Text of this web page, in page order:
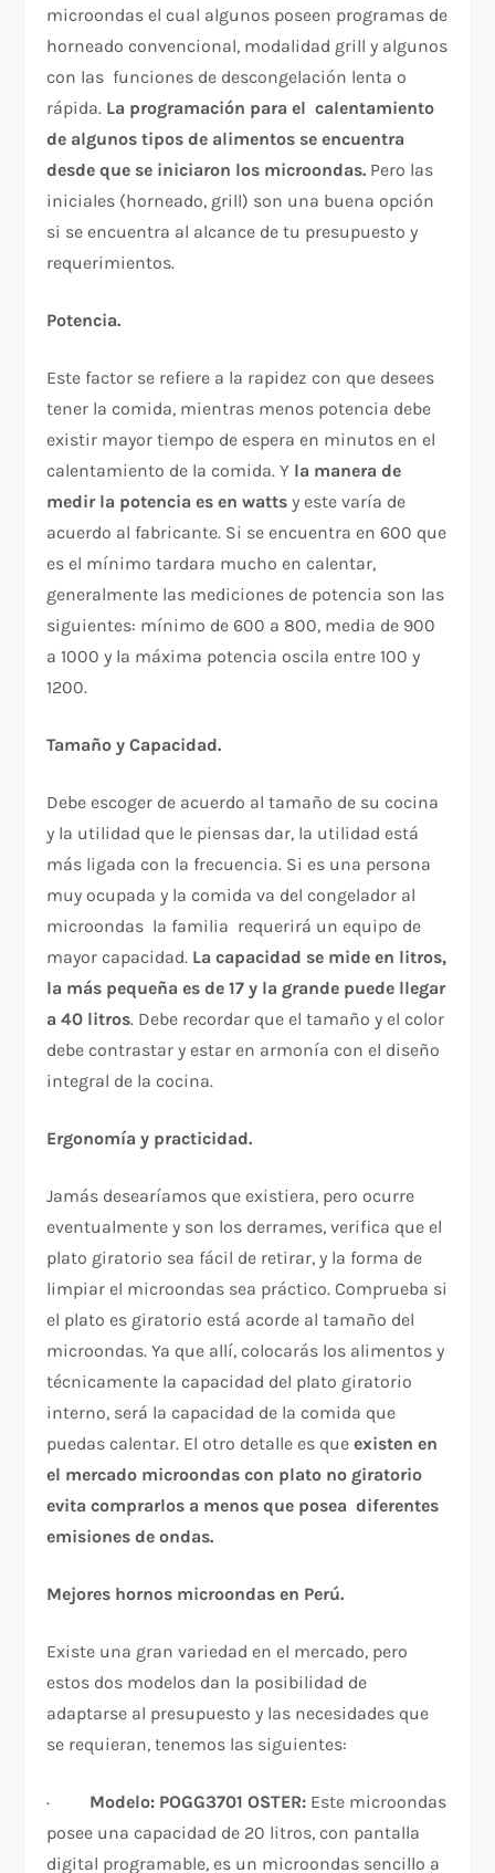
microondas el cual algunos poseen programas de
horneado convencional, modalidad grill y algunos
con las funciones de descongelación lenta o
rápida. La programación para el calentamiento
de algunos tipos de alimentos se encuentra
desde que se iniciaron los microondas. Pero las
iniciales (horneado, grill) son una buena opción
si se encuentra al alcance de tu presupuesto y
requerimientos.
Potencia.
Este factor se refiere a la rapidez con que desees
tener la comida, mientras menos potencia debe
existir mayor tiempo de espera en minutos en el
calentamiento de la comida. Y la manera de
medir la potencia es en watts y este varía de
acuerdo al fabricante. Si se encuentra en 600 que
es el mínimo tardara mucho en calentar,
generalmente las mediciones de potencia son las
siguientes: mínimo de 600 a 800, media de 900
a 1000 y la máxima potencia oscila entre 100 y
1200.
Tamaño y Capacidad.
Debe escoger de acuerdo al tamaño de su cocina
y la utilidad que le piensas dar, la utilidad está
más ligada con la frecuencia. Si es una persona
muy ocupada y la comida va del congelador al
microondas la familia requerirá un equipo de
mayor capacidad. La capacidad se mide en litros,
la más pequeña es de 17 y la grande puede llegar
a 40 litros. Debe recordar que el tamaño y el color
debe contrastar y estar en armonía con el diseño
integral de la cocina.
Ergonomía y practicidad.
Jamás desearíamos que existiera, pero ocurre
eventualmente y son los derrames, verifica que el
plato giratorio sea fácil de retirar, y la forma de
limpiar el microondas sea práctico. Comprueba si
el plato es giratorio está acorde al tamaño del
microondas. Ya que allí, colocarás los alimentos y
técnicamente la capacidad del plato giratorio
interno, será la capacidad de la comida que
puedas calentar. El otro detalle es queexisten en
el mercado microondas con plato no giratorio
evita comprarlos a menos que posea diferentes
emisiones de ondas.
Mejores hornos microondas en Perú.
Existe una gran variedad en el mercado, pero
estos dos modelos dan la posibilidad de
adaptarse al presupuesto y las necesidades que
se requieran, tenemos las siguientes:
· Modelo: POGG3701 OSTER: Este microondas
posee una capacidad de 20 litros, con pantalla
digital programable, es un microondas sencillo a